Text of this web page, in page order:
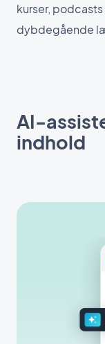
kurser,
dybdegående
AI-
indhold